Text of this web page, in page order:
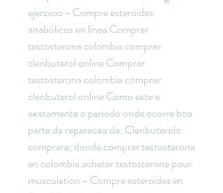
ejercicio - Compre esteroides
anabólicos en línea Comprar
testosterona colombia comprar
clenbuterol online Comprar
testosterona colombia comprar
clenbuterol online Como este e
exatamente o periodo onde ocorre boa
parte da reparacao da. Clenbuterolo
comprare, donde comprar testosterona
en colombia acheter testosterone pour
musculation - Compre esteroides en